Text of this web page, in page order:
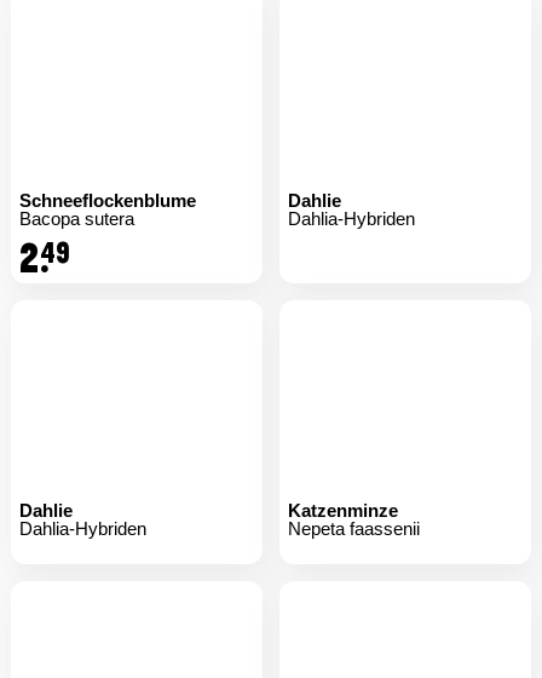
Schneeflockenblume
Bacopa sutera
2.49
Dahlie
Dahlia-Hybriden
Dahlie
Dahlia-Hybriden
Katzenminze
Nepeta faassenii